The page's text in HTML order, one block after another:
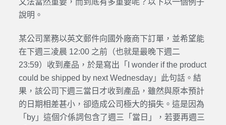
文法當然重要，而到底有多重要呢？以下以一個例子
說明。
某公司業務以英文郵件向國外廠商下訂單，並希望能
在下週三凌晨 12:00 之前（也就是最晚下週二
23:59）收到產品，於是寫出「I wonder if the product
could be shipped by next Wednesday」此句話。結
果，該公司下週三當日才收到產品，雖然與原本預計
的日期相差甚小，卻造成公司極大的損失。這是因為
「by」這個介係詞包含了週三「當日」，若要再週三